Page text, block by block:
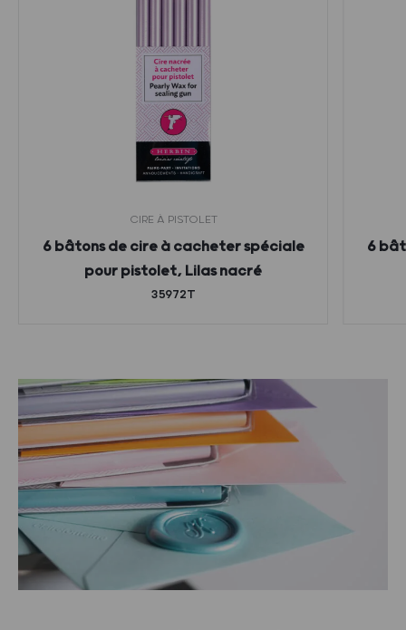
CIRE À PISTOLET
6 bâtons de cire à cacheter spéciale
pour pistolet, Lilas nacré
35972T
6